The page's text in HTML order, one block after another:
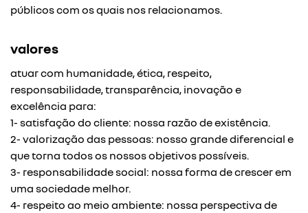
públicos com os quais nos relacionamos.
valores
atuar com humanidade, ética, respeito,
responsabilidade, transparência, inovação e
excelência para:
1- satisfação do cliente: nossa razão de existência.
2- valorização das pessoas: nosso grande diferencial e
que torna todos os nossos objetivos possíveis.
3- responsabilidade social: nossa forma de crescer em
uma sociedade melhor.
4- respeito ao meio ambiente: nossa perspectiva de